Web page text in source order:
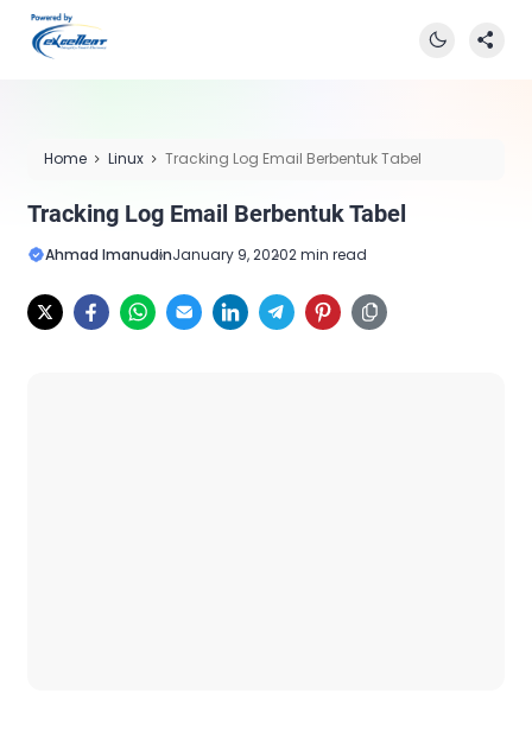
Home Linux Tracking Log Email Berbentuk Tabel
Tracking Log Email Berbentuk Tabel
Ahmad ImanudinJanuary 9, 20202 min read